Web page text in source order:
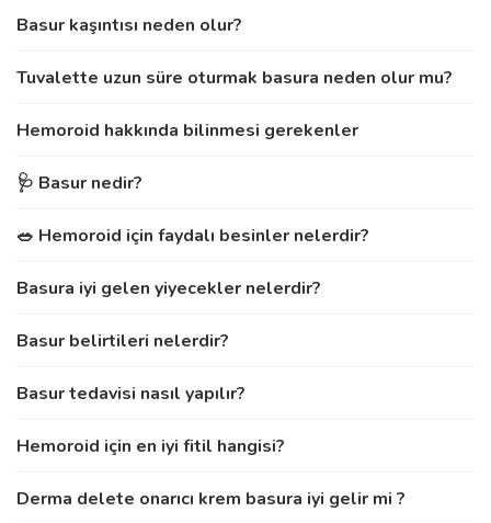
Basur kaşıntısı neden olur?
Tuvalette uzun süre oturmak basura neden olur mu?
Hemoroid hakkında bilinmesi gerekenler
🩺 Basur nedir?
🥗 Hemoroid için faydalı besinler nelerdir?
Basura iyi gelen yiyecekler nelerdir?
Basur belirtileri nelerdir?
Basur tedavisi nasıl yapılır?
Hemoroid için en iyi fitil hangisi?
Derma delete onarıcı krem basura iyi gelir mi ?